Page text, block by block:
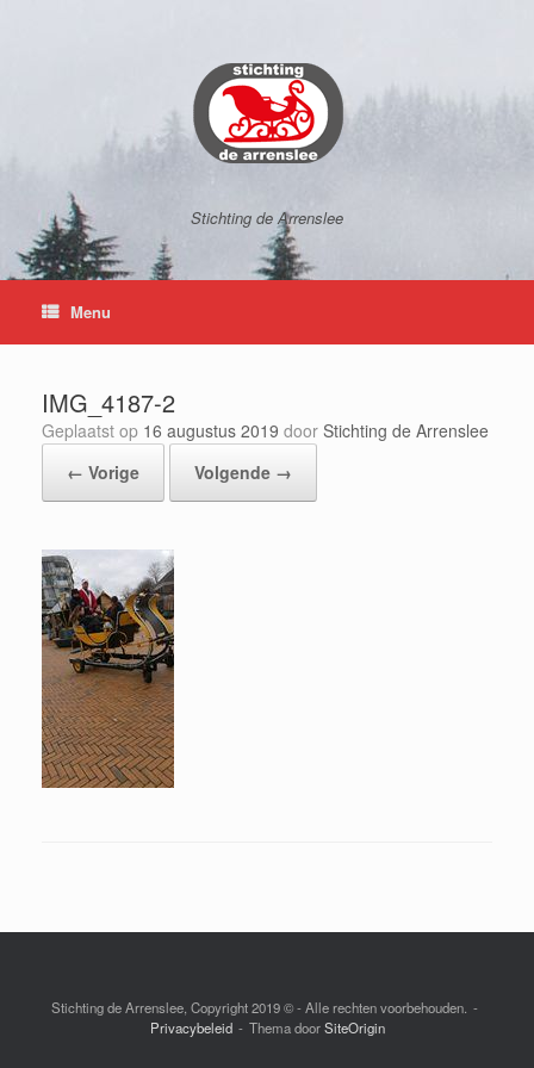
Stichting de Arrenslee
Menu
IMG_4187-2
Geplaatst op 16 augustus 2019 door Stichting de Arrenslee
← Vorige
Volgende →
Stichting de Arrenslee, Copyright 2019 © - Alle rechten voorbehouden.
Privacybeleid
Thema doorSiteOrigin